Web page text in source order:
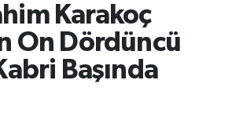
Karakoç
On Dördüncü
Başında
Durumu ve Fikstür